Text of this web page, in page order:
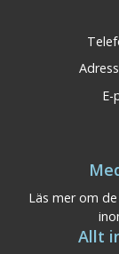
E-
Läs mer om
Allt